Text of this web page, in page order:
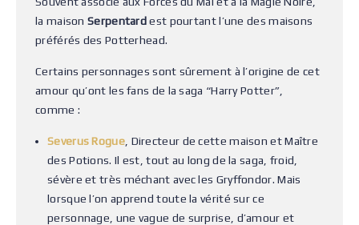
la maison Serpentardest pourtant l’une des maisons
préférés des Potterhead.
Certains personnages sont sûrement à l’origine de cet
amour qu’ont les fans de la saga “Harry Potter”,
comme :
Severus Rogue, Directeur de cette maison et Maître
des Potions. Il est, tout au long de la saga, froid,
sévère et très méchant avec les Gryffondor. Mais
lorsque l’on apprend toute la vérité sur ce
personnage, une vague de surprise, d’amour et